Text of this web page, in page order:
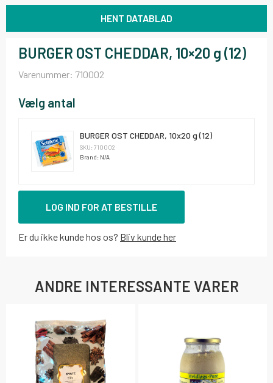
HENT DATABLAD
BURGER OST CHEDDAR, 10×20 g (12)
Varenummer: 710002
Vælg antal
BURGER OST CHEDDAR, 10x20 g (12)
SKU: 710002
Brand: N/A
LOG IND FOR AT BESTILLE
Er du ikke kunde hos os? Bliv kunde her
ANDRE INTERESSANTE VARER